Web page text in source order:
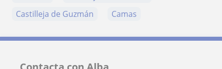
Castilleja de Guzmán
Camas